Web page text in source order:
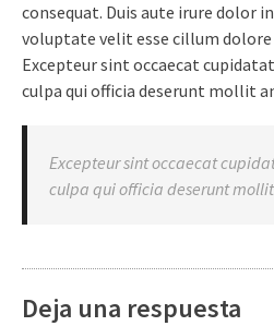
consequat. Duis aute irure dolor
voluptate velit esse cillum
Excepteur sint occaecat
culpa qui officia deserunt mollit
Excepteur sint occaecat
culpa qui officia deserunt
Deja una respuesta